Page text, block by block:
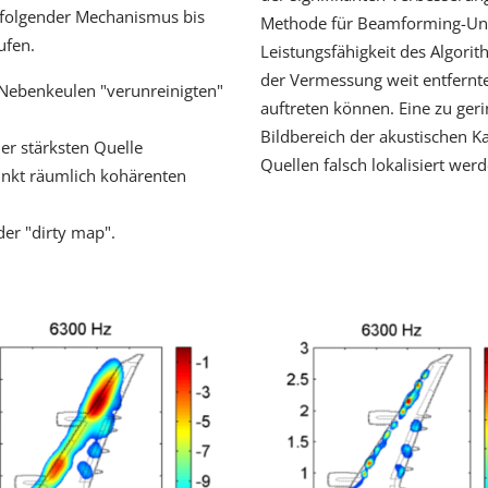
Mechanismus bis
"verunreinigten"
stärksten Quelle
räumlich kohärenten
"dirty map".
Methode für Beamforming-
Leistungsfähigkeit des
der Vermessung weit
auftreten können. Eine zu
Bildbereich der akustischen
Quellen falsch lokalisiert